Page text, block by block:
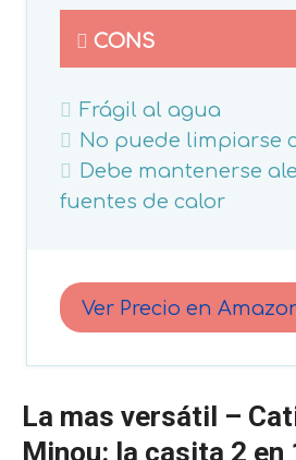
CONS
Frágil al agua
No puede limpiarse
Debe mantenerse
fuentes de calor
Ver Precio en
La mas versátil –
Minou: la casita 2 en